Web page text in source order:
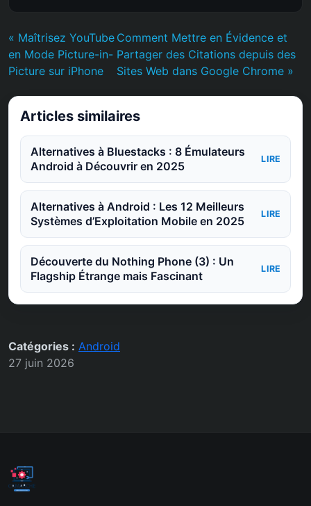
« Maîtrisez YouTube
en Mode Picture-in-
Picture sur iPhone
Comment Mettre en Évidence et
Partager des Citations depuis des
Sites Web dans Google Chrome »
Articles similaires
Alternatives à Bluestacks : 8 Émulateurs
Android à Découvrir en 2025
LIRE
Alternatives à Android : Les 12 Meilleurs
Systèmes d’Exploitation Mobile en 2025
LIRE
Découverte du Nothing Phone (3) : Un
Flagship Étrange mais Fascinant
LIRE
Catégories : Android
27 juin 2026